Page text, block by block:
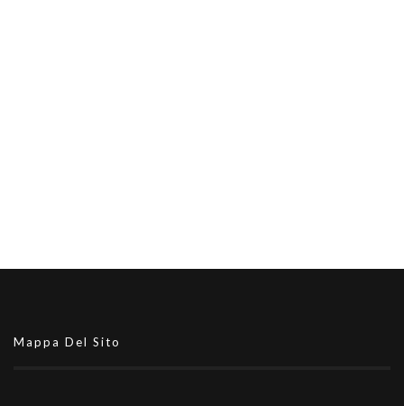
Mappa Del Sito